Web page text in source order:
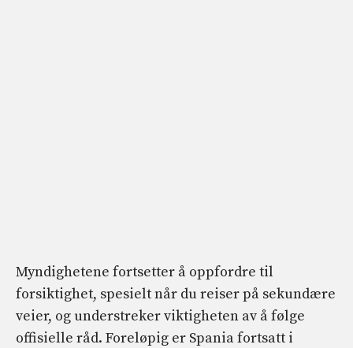
Myndighetene fortsetter å oppfordre til
forsiktighet, spesielt når du reiser på sekundære
veier, og understreker viktigheten av å følge
offisielle råd. Foreløpig er Spania fortsatt i